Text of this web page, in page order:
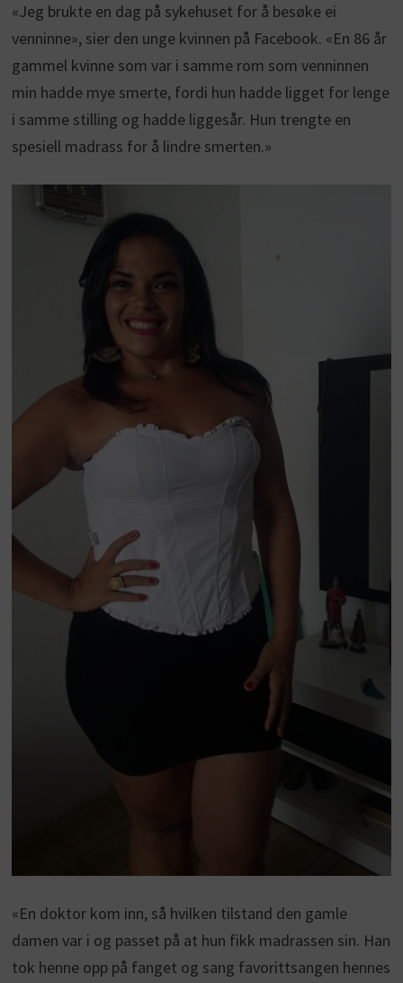
«Jeg brukte en dag på sykehuset for å besøke ei
venninne», sier den unge kvinnen på Facebook. «En 86 år
gammel kvinne som var i samme rom som venninnen
min hadde mye smerte, fordi hun hadde ligget for lenge
i samme stilling og hadde liggesår. Hun trengte en
spesiell madrass for å lindre smerten.»
«En doktor kom inn, så hvilken tilstand den gamle
damen var i og passet på at hun fikk madrassen sin. Han
tok henne opp på fanget og sang favorittsangen hennes